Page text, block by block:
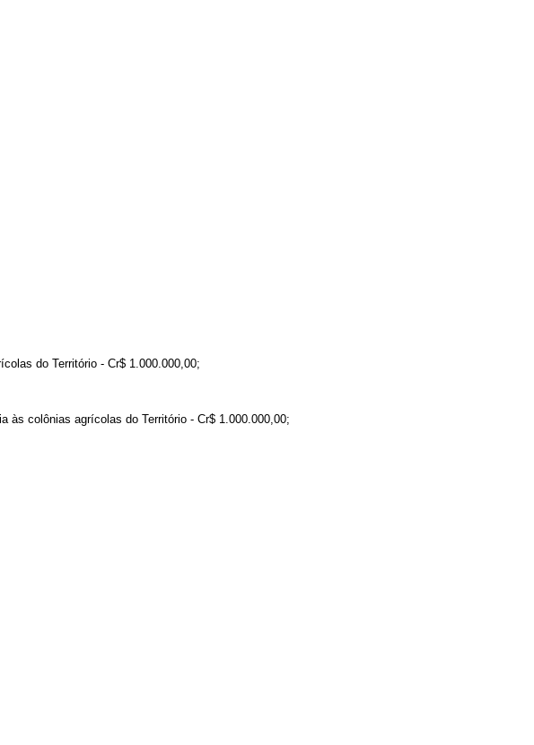
do Território - Cr$ 1.000.000,00;
às colônias agrícolas do Território - Cr$ 1.000.000,00;